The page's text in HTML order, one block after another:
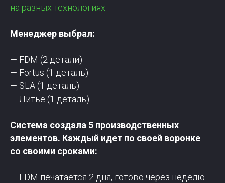
на разных технологиях.
Менеджер выбрал:
— FDM (2 детали)
— Fortus (1 деталь)
— SLA (1 деталь)
— Литье (1 деталь)
Система создала 5 производственных
элементов. Каждый идет по своей воронке
со своими сроками:
— FDM печатается 2 дня, готово через неделю